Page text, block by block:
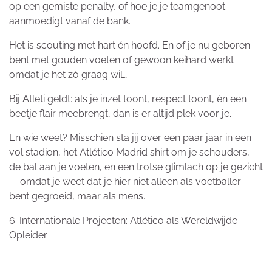
op een gemiste penalty, of hoe je je teamgenoot
aanmoedigt vanaf de bank.
Het is scouting met hart én hoofd. En of je nu geboren
bent met gouden voeten of gewoon keihard werkt
omdat je het zó graag wil…
Bij Atleti geldt: als je inzet toont, respect toont, én een
beetje flair meebrengt, dan is er altijd plek voor je.
En wie weet? Misschien sta jij over een paar jaar in een
vol stadion, het Atlético Madrid shirt om je schouders,
de bal aan je voeten, en een trotse glimlach op je gezicht
— omdat je weet dat je hier niet alleen als voetballer
bent gegroeid, maar als mens.
6. Internationale Projecten: Atlético als Wereldwijde
Opleider